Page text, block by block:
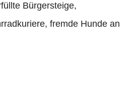
Bürgersteige,
fremde Hunde an